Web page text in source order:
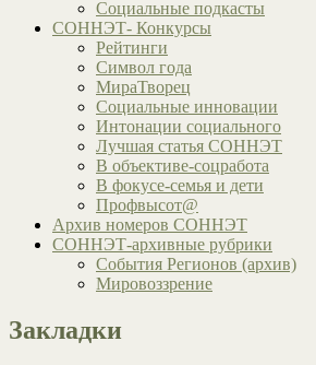
Социальные подкасты
СОННЭТ- Конкурсы
Рейтинги
Символ года
МираТворец
Социальные инновации
Интонации социального
Лучшая статья СОННЭТ
В объективе-соцработа
В фокусе-семья и дети
Профвысот@
Архив номеров СОННЭТ
СОННЭТ-архивные рубрики
События Регионов (архив)
Мировоззрение
Закладки